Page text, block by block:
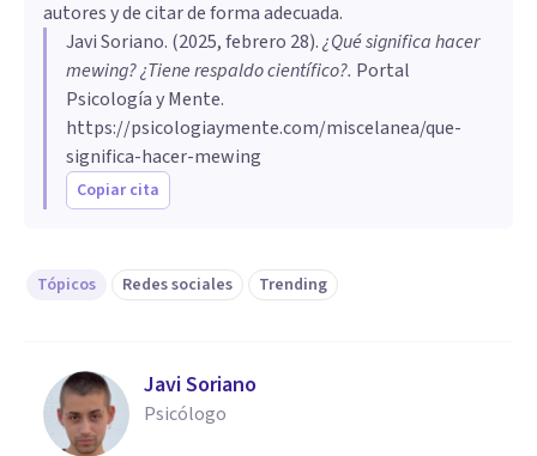
autores y de citar de forma adecuada.
Javi Soriano. (2025, febrero 28).¿Qué significa hacer
mewing? ¿Tiene respaldo científico?. Portal
Psicología y Mente.
https://psicologiaymente.com/miscelanea/que-
significa-hacer-mewing
Copiar cita
Tópicos Redes sociales Trending
Javi Soriano
Psicólogo